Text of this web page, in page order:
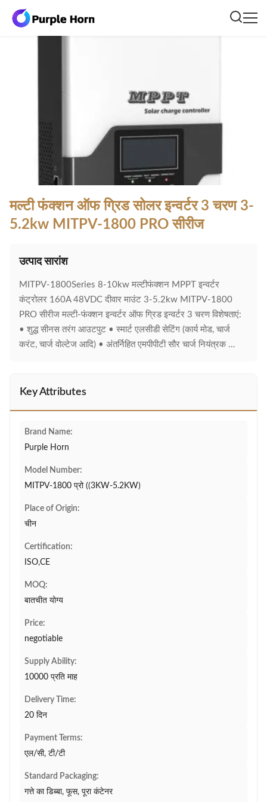
मल्टी फंक्शन ऑफ ग्रिड सोलर इन्वर्टर 3 चरण 3-
5.2kw MITPV-1800 PRO सीरीज
उत्पाद सारांश
MITPV-1800Series 8-10kw मल्टीफंक्शन MPPT इन्वर्टर
कंट्रोलर 160A 48VDC दीवार माउंट 3-5.2kw MITPV-1800
PRO सीरीज मल्टी-फंक्शन इन्वर्टर ऑफ ग्रिड इन्वर्टर 3 चरण विशेषताएं:
• शुद्ध सीनस तरंग आउटपुट • स्मार्ट एलसीडी सेटिंग (कार्य मोड, चार्ज
करंट, चार्ज वोल्टेज आदि) • अंतर्निहित एमपीपीटी सौर चार्ज नियंत्रक ...
Key Attributes
Brand Name:
Purple Horn
Model Number:
MITPV-1800 प्रो ((3KW-5.2KW)
Place of Origin:
चीन
Certification:
ISO,CE
MOQ:
बातचीत योग्य
Price:
negotiable
Supply Ability:
10000 प्रति माह
Delivery Time:
20 दिन
Payment Terms:
एल/सी, टी/टी
Standard Packaging:
गत्ते का डिब्बा, फूस, पूरा कंटेनर